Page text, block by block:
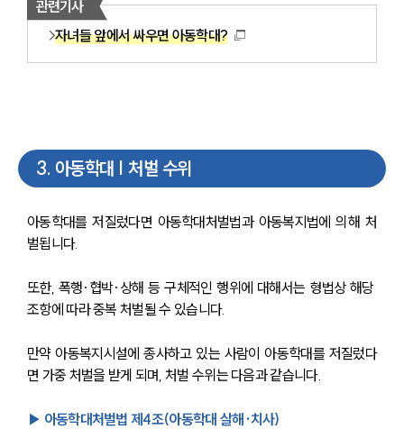
관련기사
자녀들 앞에서 싸우면 아동학대?
3. 아동학대 | 처벌 수위
아동학대를 저질렀다면 아동학대처벌법과 아동복지법에 의해 처
벌됩니다.
또한, 폭행·협박·상해 등 구체적인 행위에 대해서는 형법상 해당
조항에 따라 중복 처벌될 수 있습니다.
만약 아동복지시설에 종사하고 있는 사람이 아동학대를 저질렀다
면 가중 처벌을 받게 되며, 처벌 수위는 다음과 같습니다.
▶ 아동학대처벌법 제4조(아동학대 살해·치사)